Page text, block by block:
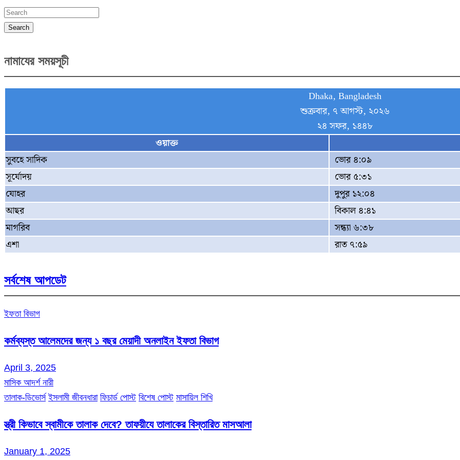
pagination
Search
নামাযের সময়সূচী
Dhaka, Bangladesh
শুক্রবার, ৭ আগস্ট, ২০২৬
২৪ সফর, ১৪৪৮
ওয়াক্ত
সুবহে সাদিক
ভোর ৪:০৯
সূর্যোদয়
ভোর ৫:৩১
যোহর
দুপুর ১২:০৪
আছর
বিকাল ৪:৪১
মাগরিব
সন্ধ্যা ৬:৩৮
এশা
রাত ৭:৫৯
সর্বশেষ আপডেট
ইফতা বিভাগ
কর্মব্যস্ত আলেমদের জন্য ১ বছর মেয়াদী অনলাইন ইফতা বিভাগ
April 3, 2025
মাসিক আদর্শ নারী
তালাক-ডিভোর্স ইসলামী জীবনধারা ফিচার্ড পোস্ট বিশেষ পোস্ট মাসায়িল শিখি
স্ত্রী কিভাবে স্বামীকে তালাক দেবে? তাফয়ীযে তালাকের বিস্তারিত মাসআলা
January 1, 2025